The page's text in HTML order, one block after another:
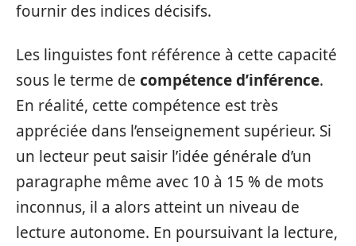
fournir des indices décisifs.
Les linguistes font référence à cette capacité
sous le terme de compétence d’inférence.
En réalité, cette compétence est très
appréciée dans l’enseignement supérieur. Si
un lecteur peut saisir l’idée générale d’un
paragraphe même avec 10 à 15 % de mots
inconnus, il a alors atteint un niveau de
lecture autonome. En poursuivant la lecture,